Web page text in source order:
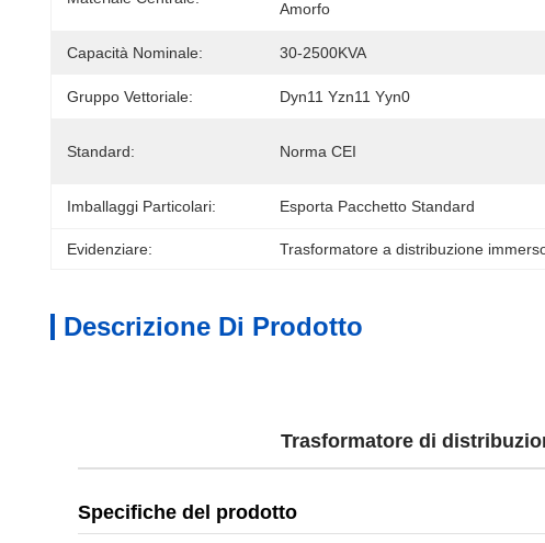
Amorfo
Capacità Nominale: 30-2500KVA
Gruppo Vettoriale: Dyn11 Yzn11 Yyn0
Standard: Norma CEI
Imballaggi Particolari: Esporta Pacchetto Standard
Evidenziare: Trasformatore a distribuzione
Descrizione Di Prodotto
Trasformatore di
Specifiche del prodotto